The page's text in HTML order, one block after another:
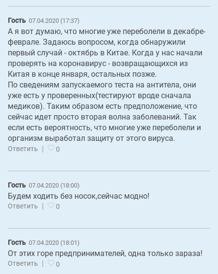
Гость 07.04.2020 (17:37)
А я вот думаю, что многие уже переболели в декабре-
феврале. Задаюсь вопросом, когда обнаружили
первый случай - октябрь в Китае. Когда у нас начали
проверять на коронавирус - возвращающихся из
Китая в конце января, остальных позже.
По сведениям запускаемого теста на антитела, они
уже есть у проверенных(тестируют вроде сначала
медиков). Таким образом есть предположение, что
сейчас идет просто вторая волна заболеваний. Так
если есть вероятность, что многие уже переболели и
организм выработал защиту от этого вируса.
Ответить | 0
Гость 07.04.2020 (18:00)
Будем ходить без носок,сейчас модно!
Ответить | 0
Гость 07.04.2020 (18:01)
От этих горе предпринимателей, одна только зараза!
Ответить 0